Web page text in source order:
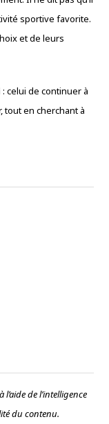
sportive favorite.
et de leurs
celui de continuer à
tout en cherchant à
l’aide de l’intelligence
du contenu.